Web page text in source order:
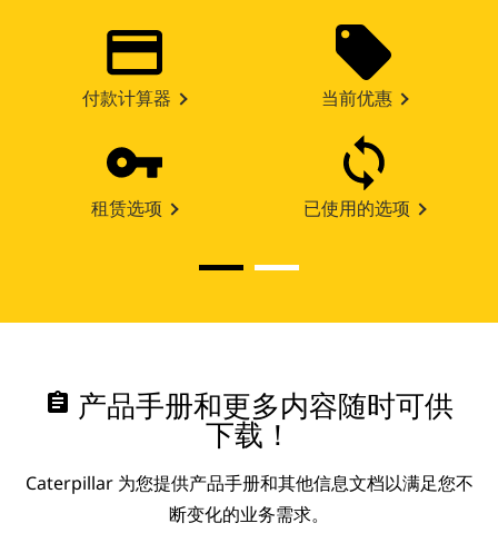
付款计算器 当前优惠
租赁选项 已使用的选项
assignment 产品手册和更多内容随时可供
下载！
Caterpillar 为您提供产品手册和其他信息文档以满足您不
断变化的业务需求。